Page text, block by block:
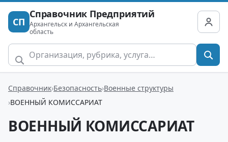
СП
Справочник Предприятий
Архангельск и Архангельская
область
Справочник Безопасность Военные структуры
ВОЕННЫЙ КОМИССАРИАТ
ВОЕННЫЙ КОМИССАРИАТ